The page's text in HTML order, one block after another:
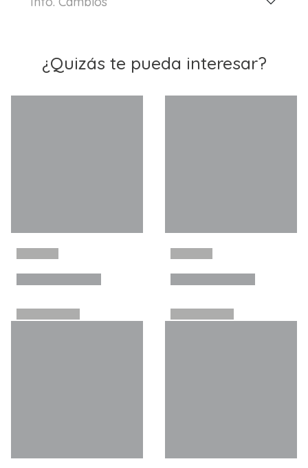
¿Quizás te pueda interesar?